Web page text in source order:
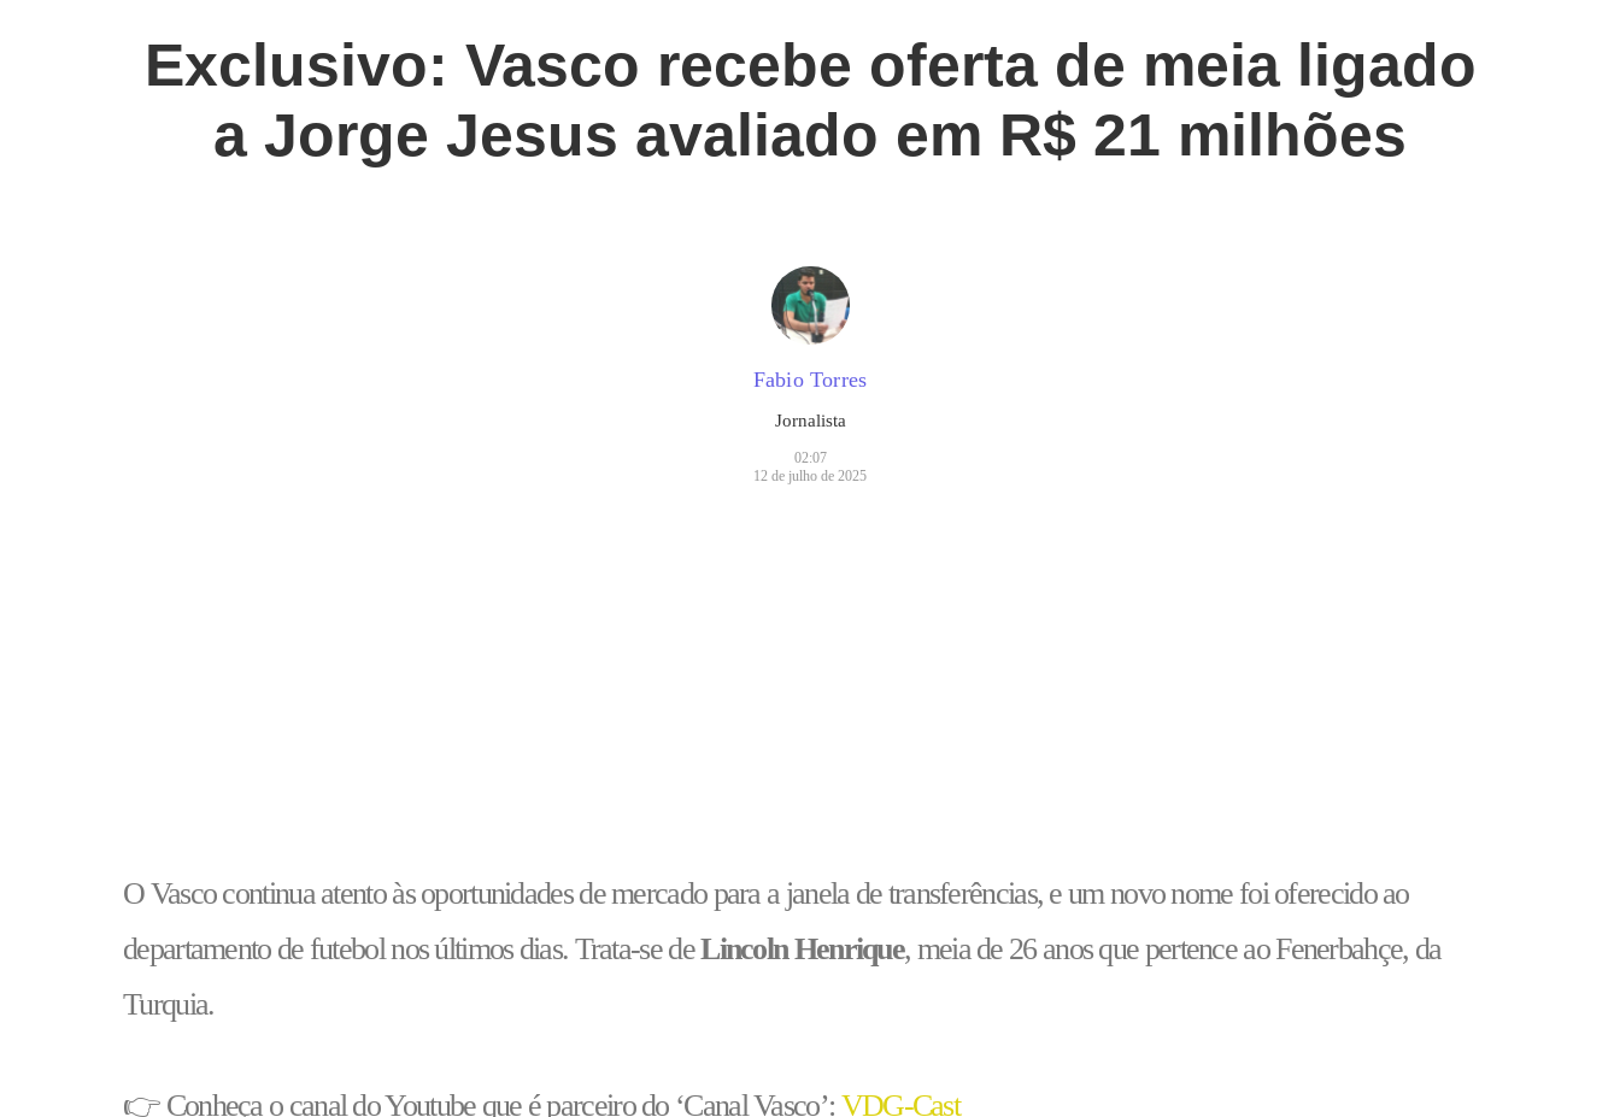
Exclusivo: Vasco recebe oferta de meia ligado
a Jorge Jesus avaliado em R$ 21 milhões
Fabio Torres
Jornalista
02:07
12 de julho de 2025
O Vasco continua atento às oportunidades de mercado para a janela de transferências, e um novo nome foi oferecido ao
departamento de futebol nos últimos dias. Trata-se deLincoln Henrique, meia de 26 anos que pertence ao Fenerbahçe, da
Turquia.
👉 Conheça o canal do Youtube que é parceiro do ‘Canal Vasco’: VDG-Cast